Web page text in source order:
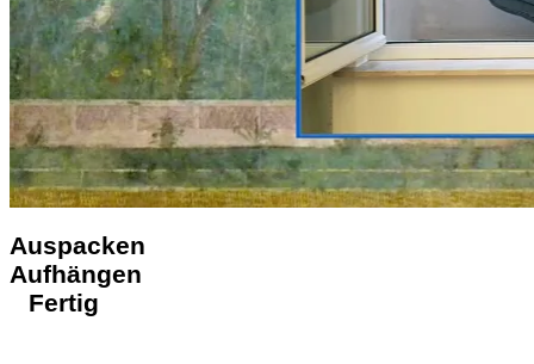
Auspacken
Aufhängen
Fertig